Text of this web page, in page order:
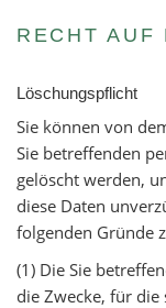
RECHT AUF
Löschungspflicht
Sie können von
Sie betreffenden
gelöscht werden,
diese Daten
folgenden Gründe
(1) Die Sie
die Zwecke, für die